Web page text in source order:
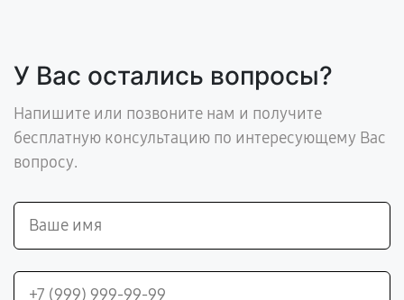
У Вас остались вопросы?
Напишите или позвоните нам и получите
бесплатную консультацию по интересующему Вас
вопросу.